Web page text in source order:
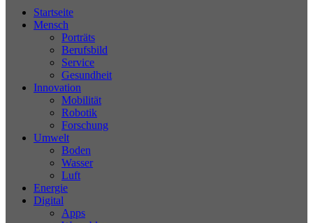
Startseite
Mensch
Porträts
Berufsbild
Service
Gesundheit
Innovation
Mobilität
Robotik
Forschung
Umwelt
Boden
Wasser
Luft
Energie
Digital
Apps